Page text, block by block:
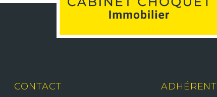
CONTACT ADHÉRENT